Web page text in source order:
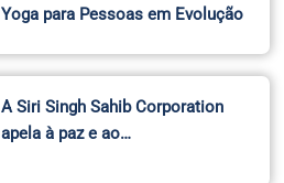
Yoga para Pessoas em Evolução
A Siri Singh Sahib Corporation
apela à paz e ao…